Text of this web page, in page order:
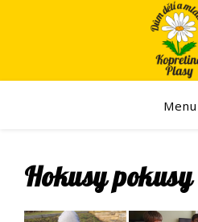
Menu
Hokusy pokusy